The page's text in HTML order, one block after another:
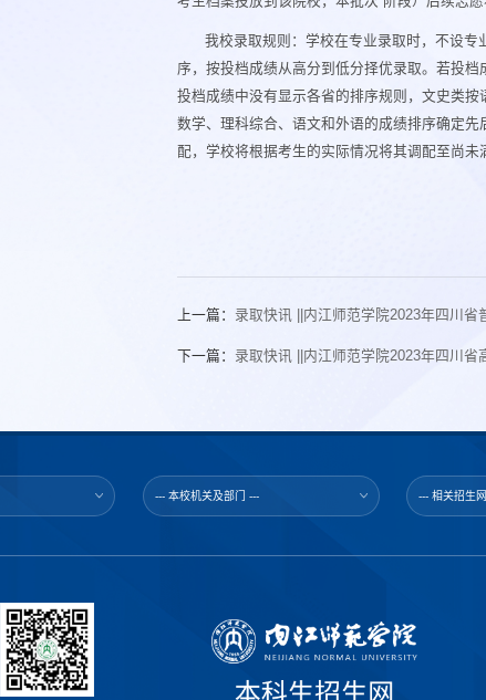
我校录取规则：学校在专业录取时，不设专
序，按投档成绩从高分到低分择优录取。若投
投档成绩中没有显示各省的排序规则，文史类
数学、理科综合、语文和外语的成绩排序确定
配，学校将根据考生的实际情况将其调配至尚未
上一篇： 录取快讯 ||内江师范学院2023年四川省
下一篇： 录取快讯 ||内江师范学院2023年四川省
--- 本校机关及部门 --- --- 相关招生